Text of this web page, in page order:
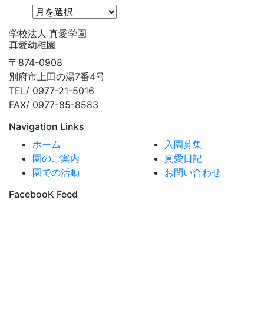
学校法人 真愛学園
真愛幼稚園
〒874-0908
別府市上田の湯7番4号
TEL/ 0977-21-5016
FAX/ 0977-85-8583
Navigation Links
ホーム
園のご案内
園での活動
入園募集
真愛日記
お問い合わせ
FacebooK Feed